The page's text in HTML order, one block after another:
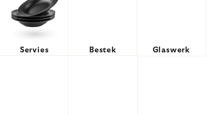
Servies Bestek Glaswerk